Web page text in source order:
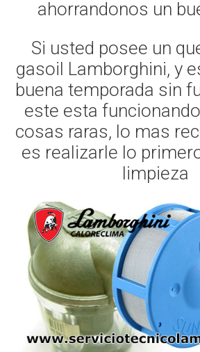
ahorrandonos un
Si usted posee un
gasoil Lamborghini, y
buena temporada sin
este esta
cosas raras, lo mas
es realizarle lo
limpieza